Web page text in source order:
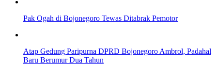
Pak Ogah di Bojonegoro Tewas Ditabrak Pemotor
Atap Gedung Paripurna DPRD Bojonegoro Ambrol, Padahal
Baru Berumur Dua Tahun